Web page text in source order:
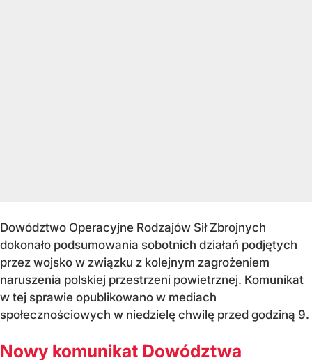
Dowództwo Operacyjne Rodzajów Sił Zbrojnych
dokonało podsumowania sobotnich działań podjętych
przez wojsko w związku z kolejnym zagrożeniem
naruszenia polskiej przestrzeni powietrznej. Komunikat
w tej sprawie opublikowano w mediach
społecznościowych w niedzielę chwilę przed godziną 9.
Nowy komunikat Dowództwa